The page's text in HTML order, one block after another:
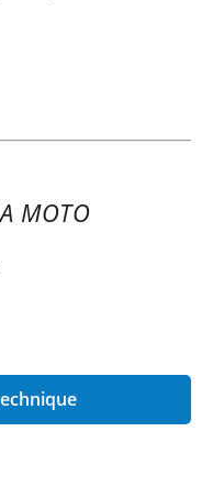
MOTO